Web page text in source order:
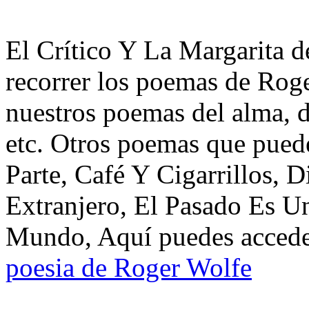
El Crítico Y La Margarita
recorrer los poemas de
nuestros poemas del alma,
etc. Otros poemas que
Parte, Café Y Cigarrillos,
Extranjero, El Pasado Es
Mundo, Aquí puedes
poesia de Roger Wolfe